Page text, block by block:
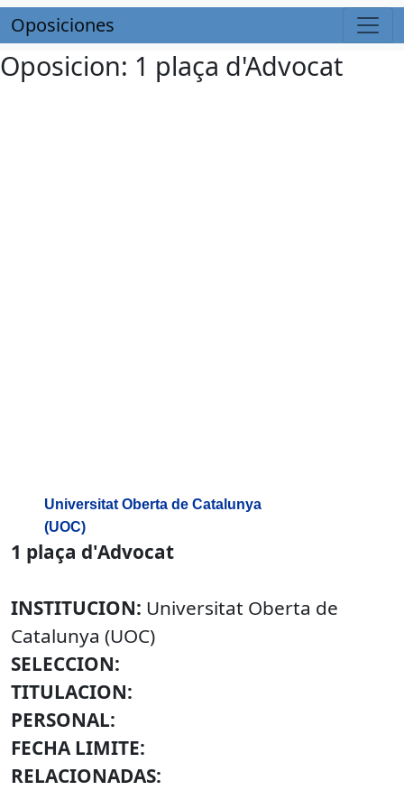
Oposiciones
Oposicion: 1 plaça d'Advocat
Universitat Oberta de Catalunya
(UOC)
1 plaça d'Advocat
INSTITUCION: Universitat Oberta de
Catalunya (UOC)
SELECCION:
TITULACION:
PERSONAL:
FECHA LIMITE:
RELACIONADAS: